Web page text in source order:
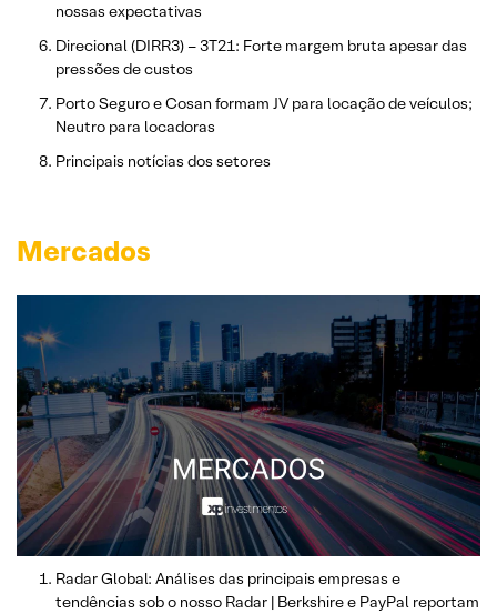
nossas expectativas
Direcional (DIRR3) – 3T21: Forte margem bruta apesar das
pressões de custos
Porto Seguro e Cosan formam JV para locação de veículos;
Neutro para locadoras
Principais notícias dos setores
Mercados
Radar Global: Análises das principais empresas e
tendências sob o nosso Radar | Berkshire e PayPal reportam